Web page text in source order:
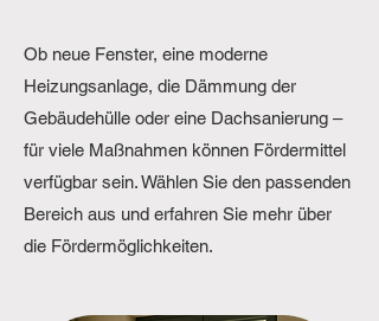
Ob neue Fenster, eine moderne
Heizungsanlage, die Dämmung der
Gebäudehülle oder eine Dachsanierung –
für viele Maßnahmen können Fördermittel
verfügbar sein. Wählen Sie den passenden
Bereich aus und erfahren Sie mehr über
die Fördermöglichkeiten.